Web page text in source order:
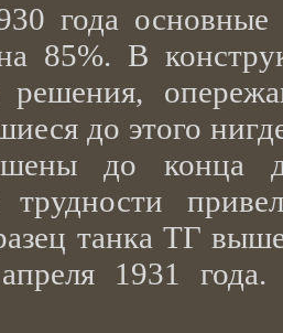
года основные
85%. В
решения,
до этого
до конца
трудности
танка ТГ
1931 года.